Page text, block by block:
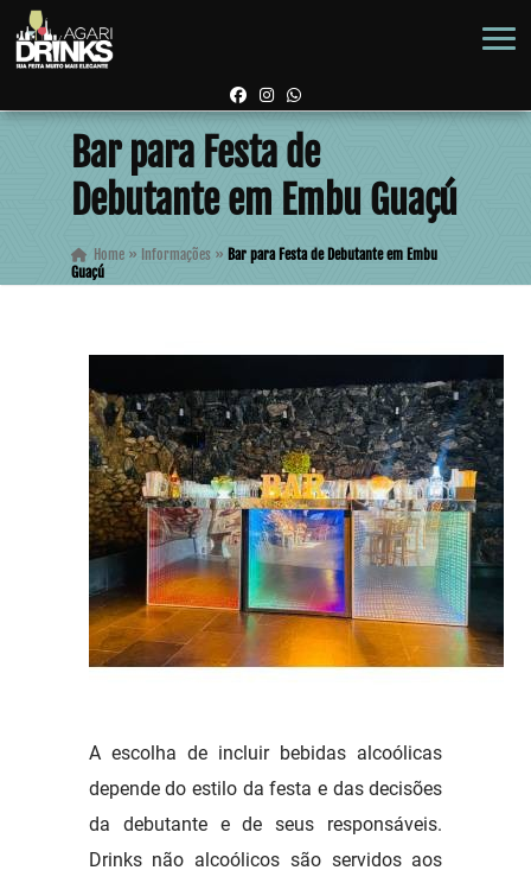
Bar para Festa de
Debutante em Embu Guaçú
Home» Informações » Bar para Festa de Debutante em Embu
Guaçú
A escolha de incluir bebidas alcoólicas
depende do estilo da festa e das decisões
da debutante e de seus responsáveis.
Drinks não alcoólicos são servidos aos